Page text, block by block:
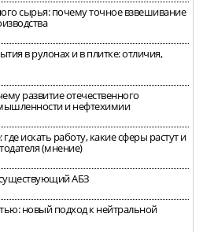
сырья: почему точное взвешивание
в рулонах и в плитке: отличия,
развитие отечественного
и нефтехимии
искать работу, какие сферы растут и
(мнение)
АБЗ
новый подход к нейтральной